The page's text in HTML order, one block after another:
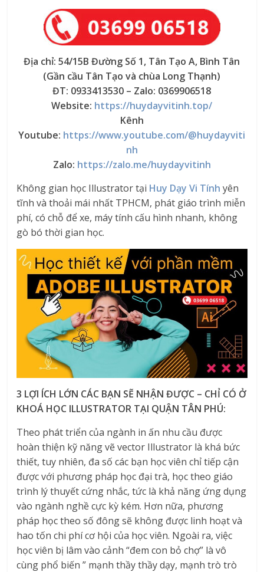
Địa chỉ: 54/15B Đường Số 1, Tân Tạo A, Bình Tân
(Gần cầu Tân Tạo và chùa Long Thạnh)
ĐT: 0933413530 – Zalo: 0369906518
Website: https://huydayvitinh.top/
Kênh
Youtube: https://www.youtube.com/@huydayviti
nh
Zalo: https://zalo.me/huydayvitinh
Không gian học Illustrator tại Huy Dạy Vi Tính yên
tĩnh và thoải mái nhất TPHCM, phát giáo trình miễn
phí, có chỗ để xe, máy tính cấu hình nhanh, không
gò bó thời gian học.
3 LỢI ÍCH LỚN CÁC BẠN SẼ NHẬN ĐƯỢC – CHỈ CÓ Ở
KHOÁ HỌC ILLUSTRATOR TẠI QUẬN TÂN PHÚ:
Theo phát triển của ngành in ấn nhu cầu được
hoàn thiện kỹ năng vẽ vector Illustrator là khá bức
thiết, tuy nhiên, đa số các bạn học viên chỉ tiếp cận
được với phương pháp học đại trà, học theo giáo
trình lý thuyết cứng nhắc, tức là khả năng ứng dụng
vào ngành nghề cực kỳ kém. Hơn nữa, phương
pháp học theo số đông sẽ không được linh hoạt và
hao tốn chi phí cơ hội của học viên. Ngoài ra, việc
học viên bị lâm vào cảnh “đem con bỏ chợ” là vô
cùng phổ biến ” mạnh thầy thầy dạy, mạnh trò trò